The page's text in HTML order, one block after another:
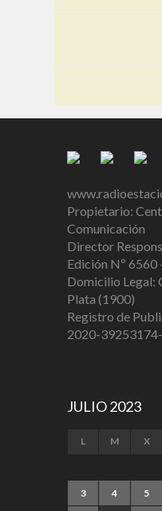
Propietario:
Comunicación
Director
Edición Nº 6560
Domicilio Legal:
Plata (1900)
Registro de
2020-
JULIO 2023
L M X
3 4 5